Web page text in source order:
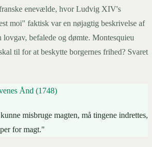
enevælde, hvor Ludvig XIV's
moi" faktisk var en nøjagtig beskrivelse af
befalede og dømte. Montesquieu
til for at beskytte borgernes frihed? Svaret
Ånd (1748)
misbruge magten, må tingene indrettes,
for magt."